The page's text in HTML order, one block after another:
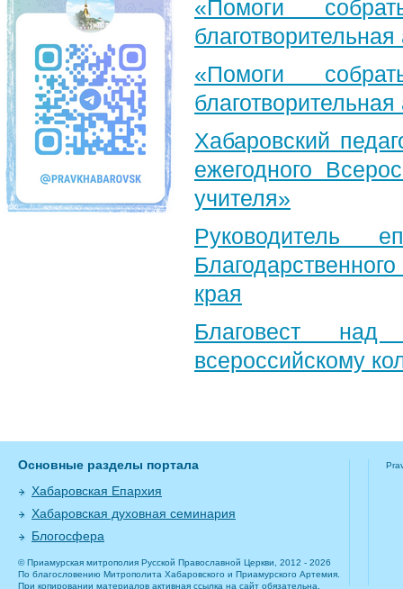
«Помоги
«Помоги
Хабаровский
ежегодного
учителя»
Руководитель
края
Благовест
всероссийскому
Основные разделы портала
Хабаровская Епархия
Хабаровская духовная семинария
Блогосфера
© Приамурская митрополия Русской Православной Церкви, 2012 - 2026
По благословению Митрополита Хабаровского и Приамурского Артемия.
При копировании материалов активная ссылка на сайт обязательна.